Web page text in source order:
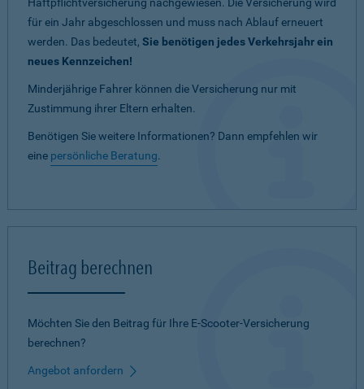
für ein Jahr abgeschlossen und muss nach Ablauf erneuert
werden. Das bedeutet, Sie benötigen jedes Verkehrsjahr ein
neues Kennzeichen!
Minderjährige Fahrer können die Versicherung nur mit
Zustimmung ihrer Eltern erhalten.
Benötigen Sie weitere Informationen? Dann empfehlen wir
eine persönliche Beratung.
Beitrag berechnen
Möchten Sie den Beitrag für Ihre E-Scooter-Versicherung
berechnen?
Angebot anfordern